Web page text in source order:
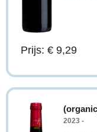
Prijs: € 9,29
2023 -